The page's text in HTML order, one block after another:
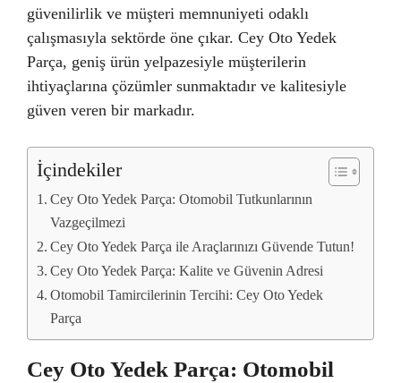
güvenilirlik ve müşteri memnuniyeti odaklı
çalışmasıyla sektörde öne çıkar. Cey Oto Yedek
Parça, geniş ürün yelpazesiyle müşterilerin
ihtiyaçlarına çözümler sunmaktadır ve kalitesiyle
güven veren bir markadır.
İçindekiler
Cey Oto Yedek Parça: Otomobil Tutkunlarının
Vazgeçilmezi
Cey Oto Yedek Parça ile Araçlarınızı Güvende Tutun!
Cey Oto Yedek Parça: Kalite ve Güvenin Adresi
Otomobil Tamircilerinin Tercihi: Cey Oto Yedek
Parça
Cey Oto Yedek Parça: Otomobil